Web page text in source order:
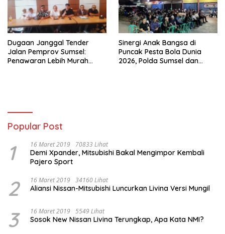
Dugaan Janggal Tender
Jalan Pemprov Sumsel:
Penawaran Lebih Murah
Sinergi Anak Bangsa di
Puncak Pesta Bola Dunia
2026, Polda Sumsel dan
Popular Post
1 16 Maret 2019 70833 Lihat
Demi Xpander, Mitsubishi Bakal Mengimpor Kembali
Pajero Sport
2 16 Maret 2019 34160 Lihat
Aliansi Nissan-Mitsubishi Luncurkan Livina Versi Mungil
3 16 Maret 2019 5549 Lihat
Sosok New Nissan Livina Terungkap, Apa Kata NMI?